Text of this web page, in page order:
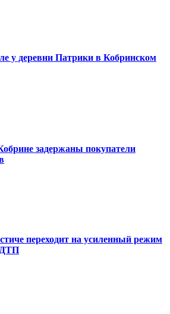
у деревни Патрики в Кобринском
задержаны покупатели
переходит на усиленный режим
ДТП